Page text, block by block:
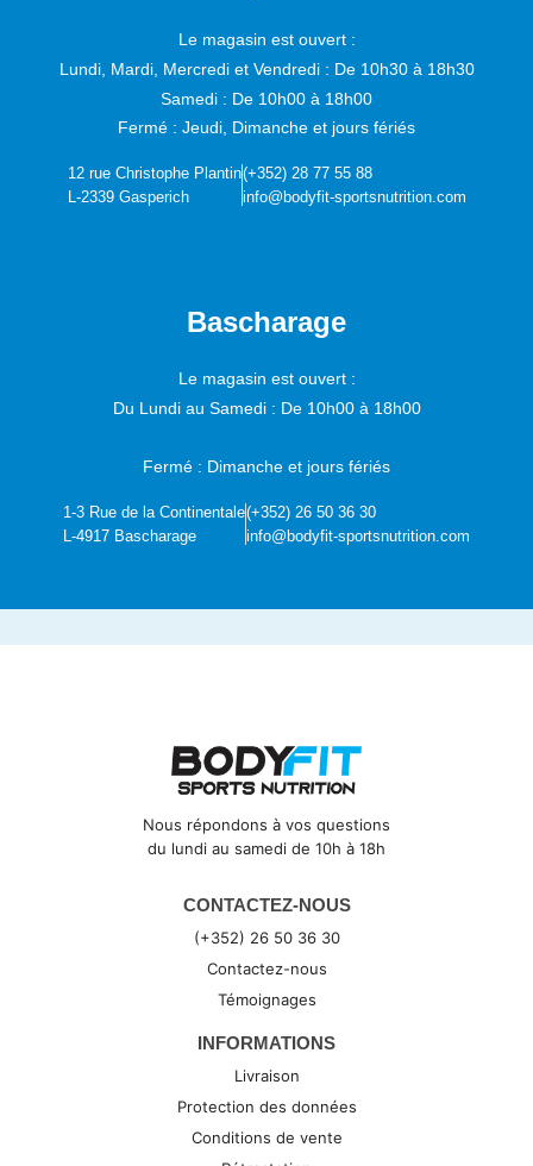
Le magasin est ouvert :
Lundi, Mardi, Mercredi et Vendredi : De 10h30 à 18h30
Samedi : De 10h00 à 18h00
Fermé : Jeudi, Dimanche et jours fériés
12 rue Christophe Plantin
L-2339 Gasperich
(+352) 28 77 55 88
info@bodyfit-sportsnutrition.com
Bascharage
Le magasin est ouvert :
Du Lundi au Samedi : De 10h00 à 18h00
Fermé : Dimanche et jours fériés
1-3 Rue de la Continentale
L-4917 Bascharage
(+352) 26 50 36 30
info@bodyfit-sportsnutrition.com
Nous répondons à vos questions
du lundi au samedi de 10h à 18h
CONTACTEZ-NOUS
(+352) 26 50 36 30
Contactez-nous
Témoignages
INFORMATIONS
Livraison
Protection des données
Conditions de vente